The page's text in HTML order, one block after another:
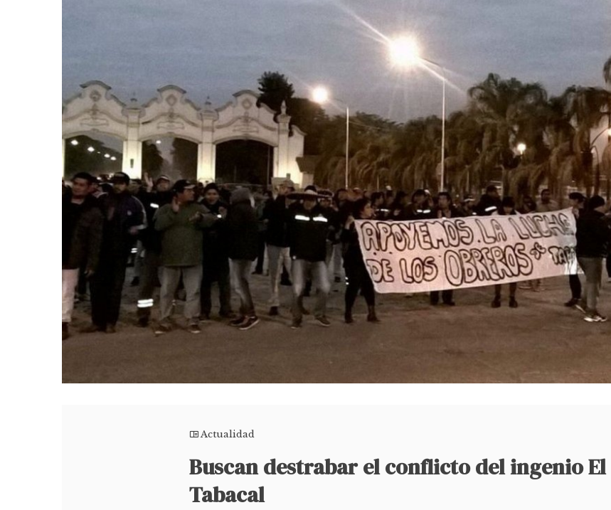
Actualidad
Buscan destrabar el conflicto del ingenio El
Tabacal